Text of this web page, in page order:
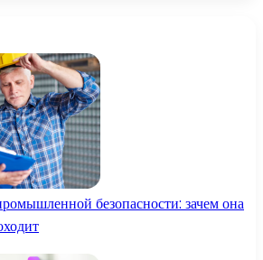
безопасности: зачем она